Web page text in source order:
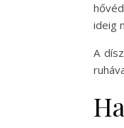
ideig
A